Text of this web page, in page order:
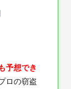
予想でき
ロの窃盗